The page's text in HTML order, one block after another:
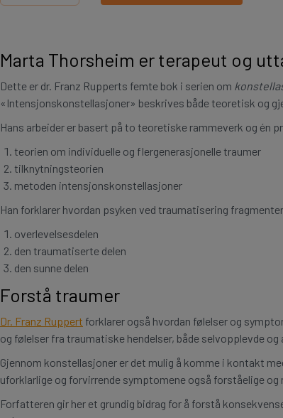
antall
Marta Thorsheim er terapeut og
Dette er dr. Franz Rupperts femte bok i serien om
«Intensjonskonstellasjoner» beskrives både teoretisk og
Hans arbeider er basert på to teoretiske rammeverk og én
teorien om individuelle og flergenerasjonelle traumer
tilknytningsteorien
metoden intensjonskonstellasjoner
Han forklarer hvordan psyken ved traumatisering
overlevelsesdelen
den traumatiserte delen
den sunne delen
Forstå traumer
Dr. Franz Ruppert forklarer også hvordan følelser og
og følelser fra traumatiske hendelser, både selvopplevde og
Gjennom konstellasjoner er det mulig å komme i kontakt
uforklarlige og forvirrende symptomene også forståelige og
Forfatteren gir her et grundig bidrag for å forstå